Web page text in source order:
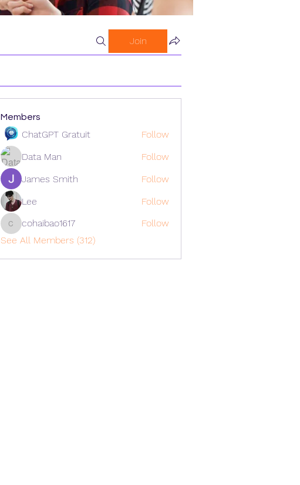
Join
Members
ChatGPT Gratuit
Follow
Data Man
Follow
James Smith
Follow
Lee
Follow
cohaibao1617
cohaibao1617
Follow
See All Members (312)